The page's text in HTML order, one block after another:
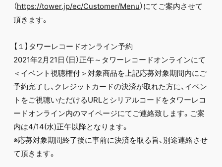
（https://tower.jp/ec/Customer/Menu）にてご案内させて
頂きます。
【１】タワーレコードオンライン予約
2021年2月21日（日）正午～タワーレコードオンラインにて
＜イベント視聴権付＞対象商品を上記応募対象期間内にご
予約完了し、クレジットカードの決済が取れた方に、イベン
トをご視聴いただけるURLとシリアルコードをタワーレコ
ードオンライン内のマイページにてご連絡致します。ご案
内は4/14(水)正午以降となります。
※応募対象期間終了後に事前に決済を取る旨、別途連絡させ
て頂きます。